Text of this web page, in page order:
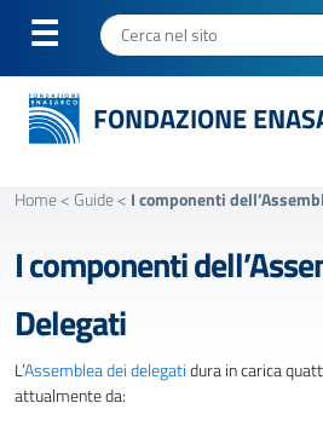
FONDAZIONE
Home< Guide< I componenti
I componenti
Delegati
L’Assemblea dei delegatidura in carica
attualmente da: